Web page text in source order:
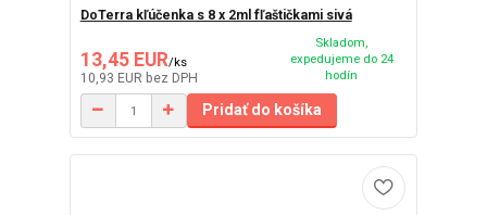
DoTerra kľúčenka s 8 x 2ml fľaštičkami sivá
13,45 EUR/ks
10,93 EUR bez DPH
Skladom,
expedujeme do 24
hodín
Pridať do košíka